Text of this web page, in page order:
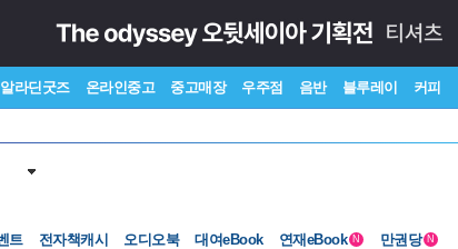
알라딘굿즈 온라인중고 중고매장 우주점 음반 블루레이 커피
트 전자책캐시 오디오북 대여eBook 연재eBook N 만권당 N